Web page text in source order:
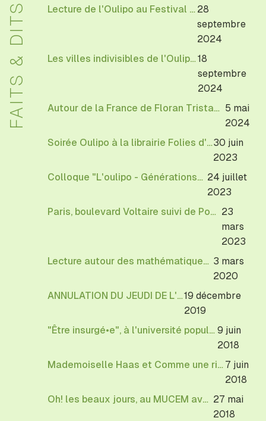
FAITS & DITS Lecture de l'Oulipo au Festival Allez savoir de l'EHESS 28
septembre
2024
Les villes indivisibles de l'Oulipo à la librairie Texture18
septembre
2024
Autour de la France de Floran Tristan annoté et préparé par Michèle Audin 5 mai
2024
Soirée Oulipo à la librairie Folies d'Encre de Montreuil30 juin
2023
Colloque "L'oulipo - Générations" à Cerisy-La-Salle 24 juillet
2023
Paris, boulevard Voltaire suivi de Ponts de Michèle Audin parait le 23 mars 2023 23
mars
2023
Lecture autour des mathématiques à l'Institut Poincaré 3 mars
2020
ANNULATION DU JEUDI DE L'OULIPO19 décembre
2019
"Être insurgé•e", à l'université populaire de Bagnolet 9 juin
2018
Mademoiselle Haas et Comme une rivière bleue à la librairie le Phare 7 juin
2018
Oh! les beaux jours, au MUCEM avec Michèle Audin 27 mai
2018